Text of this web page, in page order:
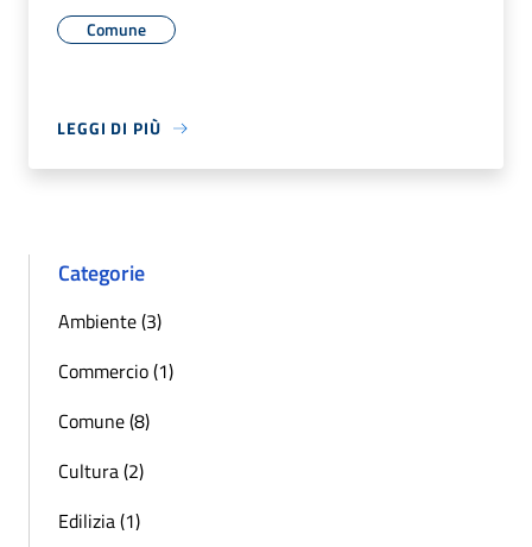
Comune
LEGGI DI PIÙ
Categorie
Ambiente (3)
Commercio (1)
Comune (8)
Cultura (2)
Edilizia (1)